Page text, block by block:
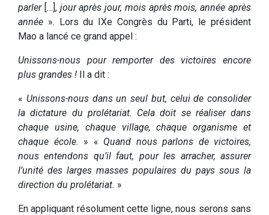
parler[…], jour après jour, mois après mois, année après
année ». Lors du IXe Congrès du Parti, le président
Mao a lancé ce grand appel :
Unissons-nous pour remporter des victoires encore
plus grandes ! Il a dit :
« Unissons-nous dans un seul but, celui de consolider
la dictature du prolétariat. Cela doit se réaliser dans
chaque usine, chaque village, chaque organisme et
chaque école. » « Quand nous parlons de victoires,
nous entendons qu’il faut, pour les arracher, assurer
l’unité des larges masses populaires du pays sous la
direction du prolétariat. »
En appliquant résolument cette ligne, nous serons sans